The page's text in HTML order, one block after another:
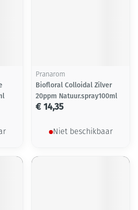
Pranarom
Biofloral Colloidal Zilver
20ppm Natuur.spray100ml
€ 14,35
Niet beschikbaar